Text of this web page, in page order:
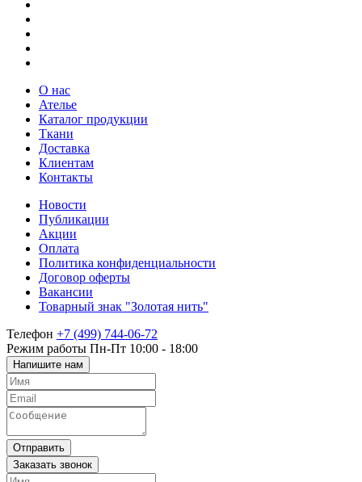
О нас
Ателье
Каталог продукции
Ткани
Доставка
Клиентам
Контакты
Новости
Публикации
Акции
Оплата
Политика конфиденциальности
Договор оферты
Вакансии
Товарный знак "Золотая нить"
Телефон +7 (499) 744-06-72
Режим работы Пн-Пт 10:00 - 18:00
Напишите нам
Отправить
Заказать звонок